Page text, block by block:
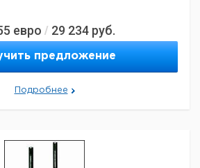
евро / 29 234 руб.
предложение
Подробнее